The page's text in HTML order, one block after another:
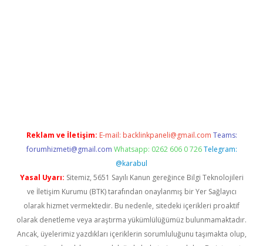
Reklam ve İletişim: E-mail: backlinkpaneli@gmail.com Teams:
forumhizmeti@gmail.com Whatsapp: 0262 606 0 726 Telegram:
@karabul
Yasal Uyarı: Sitemiz, 5651 Sayılı Kanun gereğince Bilgi Teknolojileri
ve İletişim Kurumu (BTK) tarafından onaylanmış bir Yer Sağlayıcı
olarak hizmet vermektedir. Bu nedenle, sitedeki içerikleri proaktif
olarak denetleme veya araştırma yükümlülüğümüz bulunmamaktadır.
Ancak, üyelerimiz yazdıkları içeriklerin sorumluluğunu taşımakta olup,